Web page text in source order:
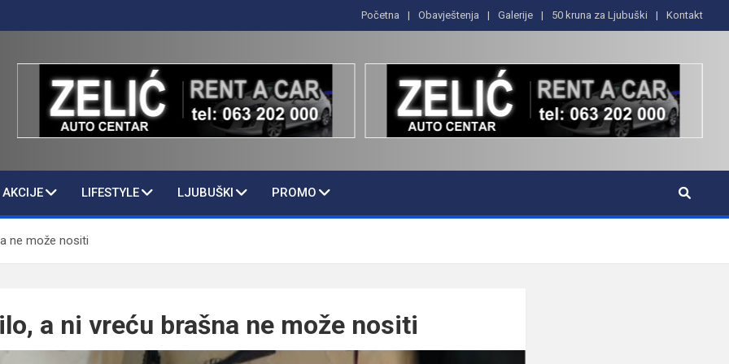
Početna Obavještenja Galerije 50 kruna za Ljubuški Kontakt
LIFESTYLE LJUBUŠKI PROMO
ne može nositi
a ni vreću brašna ne može nositi